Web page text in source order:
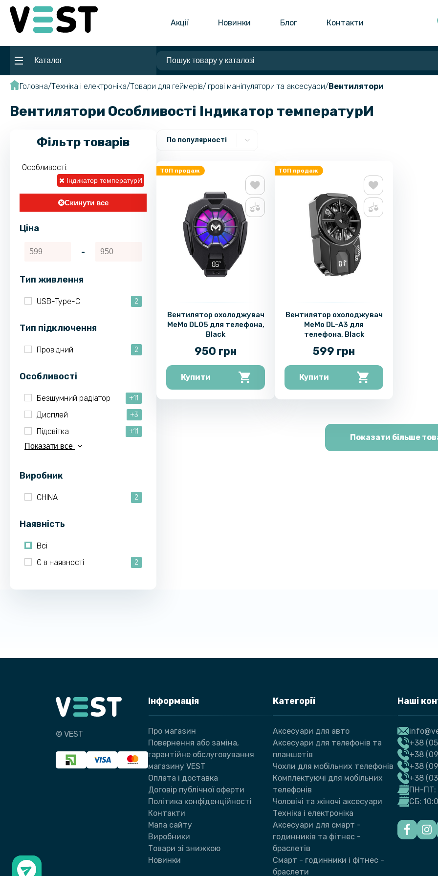
Акції Новинки Блог Контакти
Каталог
Головна Техніка і електроніка Товари для геймерів Ігрові маніпулятори та аксесуари Вентилятори
Вентилятори Особливості Індикатор температурИ
Фільтр товарів
Особливості:
Індикатор температурИ
Скинути все
Ціна
-
Тип живлення
USB-Type-C 2
Тип підключення
Провідний 2
Особливості
Безшумний радіатор +11
Дисплей +3
Підсвітка
+11
Показати все
Виробник
CHINA 2
Наявність
Всі
Є в наявності
2
По популярності
ТОП продаж
Вентилятор охолоджувач
MeMo DL05 для телефона,
Black
950 грн
Купити
ТОП продаж
Вентилятор охолоджувач
MeMo DL-A3 для
телефона, Black
599 грн
Купити
Показати більше
© VEST
Інформація
Про магазин
Повернення або заміна,
гарантійне обслуговування
магазину VEST
Оплата і доставка
Договір публічної оферти
Політика конфіденційності
Контакти
Мапа сайту
Виробники
Товари зі знижкою
Новинки
Категорії
Аксесуари для авто
Аксесуари для телефонів та
планшетів
Чохли для мобільних телефонів
Комплектуючі для мобільних
телефонів
Чоловічі та жіночі аксесуари
Техніка і електроніка
Аксесуари для смарт -
годинників та фітнес -
браслетів
Смарт - годинники і фітнес -
браслети
Наші
+38
+38
+38
+38
ПН-ПТ:
СБ: